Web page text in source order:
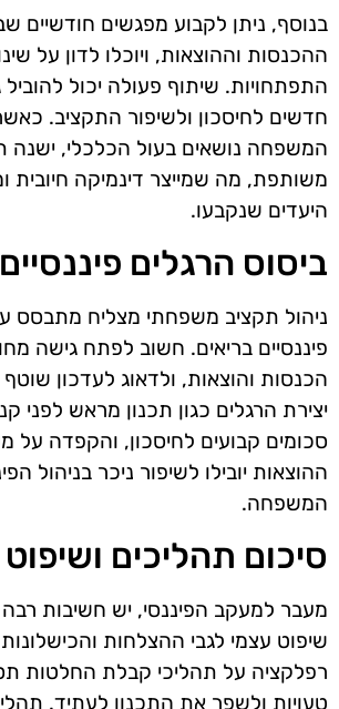
בנוסף, ניתן לקבוע מפגשים חודשיים
ההכנסות וההוצאות, ויוכלו לדון על
התפתחויות. שיתוף פעולה יכול להוביל
חדשים לחיסכון ולשיפור התקציב.
המשפחה נושאים בעול הכלכלי, ישנה
משותפת, מה שמייצר דינמיקה חיובית
היעדים שנקבעו.
ביסוס הרגלים פיננסיים
ניהול תקציב משפחתי מצליח מתבסס
פיננסיים בריאים. חשוב לפתח גישה
הכנסות והוצאות, ולדאוג לעדכון
יצירת הרגלים כגון תכנון מראש לפני
סכומים קבועים לחיסכון, והקפדה על
ההוצאות יובילו לשיפור ניכר בניהול
המשפחה.
סיכום תהליכים
מעבר למעקב הפיננסי, יש חשיבות
שיפוט עצמי לגבי ההצלחות
רפלקציה על תהליכי קבלת החלטות
טעויות ולשפר את התכנון לעתיד.